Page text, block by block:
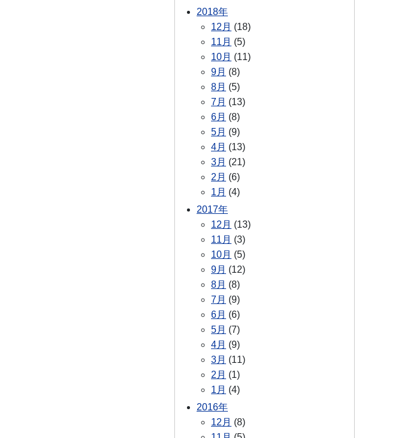
2018年
12月 (18)
11月 (5)
10月 (11)
9月 (8)
8月 (5)
7月 (13)
6月 (8)
5月 (9)
4月 (13)
3月 (21)
2月 (6)
1月 (4)
2017年
12月 (13)
11月 (3)
10月 (5)
9月 (12)
8月 (8)
7月 (9)
6月 (6)
5月 (7)
4月 (9)
3月 (11)
2月 (1)
1月 (4)
2016年
12月 (8)